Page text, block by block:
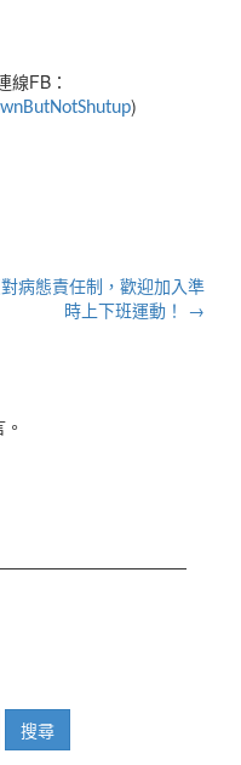
線FB：
)
病態責任制，歡迎加入準
時上下班運動！ →